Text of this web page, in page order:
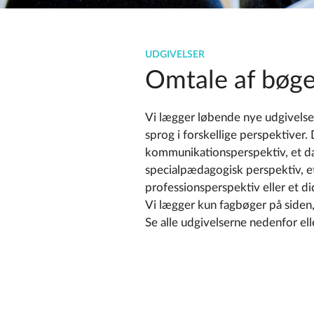
UDGIVELSER
Omtale af
Vi lægger løbende nye
sprog i forskellige
kommunikationsperspektiv, et
specialpædagogisk perspektiv,
professionsperspektiv eller et
Vi lægger kun fagbøger på
Se alle udgivelserne nedenfor